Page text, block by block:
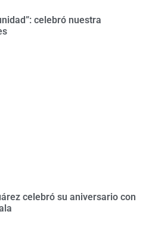
celebró nuestra
celebró su aniversario con